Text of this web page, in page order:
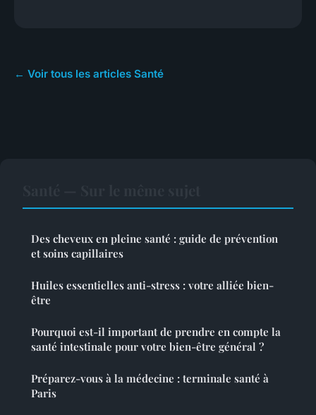
← Voir tous les articles Santé
Des cheveux en pleine santé : guide de prévention
et soins capillaires
Huiles essentielles anti-stress : votre alliée bien-
être
Pourquoi est-il important de prendre en compte la
santé intestinale pour votre bien-être général ?
Préparez-vous à la médecine : terminale santé à
Paris